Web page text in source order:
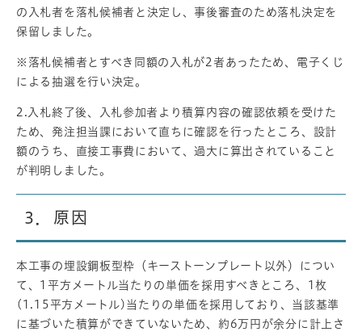
の入札者を落札候補者と決定し、事後審査のため落札決定を
保留しました。
※落札候補者とすべき同額の入札が2者あったため、電子くじ
による抽選を行い決定。
2.入札終了後、入札参加者より積算内容の確認依頼を受けた
ため、発注担当課において直ちに確認を行ったところ、設計
額のうち、直接工事費において、過大に算出されていること
が判明しました。
3．原因
本工事の埋設鋼板型枠（キーストーンプレート以外）につい
て、1平方メートル当たりの単価を採用すべきところ、1枚
(1.15平方メートル)当たりの単価を採用しており、当該基準
に基づいた積算ができていないため、約6万円が余分に計上さ